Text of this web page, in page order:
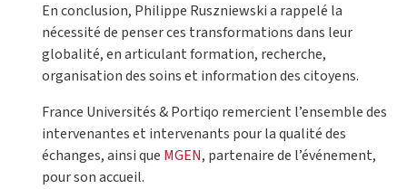
En conclusion, Philippe Ruszniewski a rappelé la
nécessité de penser ces transformations dans leur
globalité, en articulant formation, recherche,
organisation des soins et information des citoyens.
France Universités & Portiqo remercient l’ensemble des
intervenantes et intervenants pour la qualité des
échanges, ainsi que MGEN, partenaire de l’événement,
pour son accueil.